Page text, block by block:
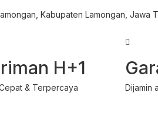
Kabupaten Lamongan, Jawa
H+1
& Terpercaya Dijamin